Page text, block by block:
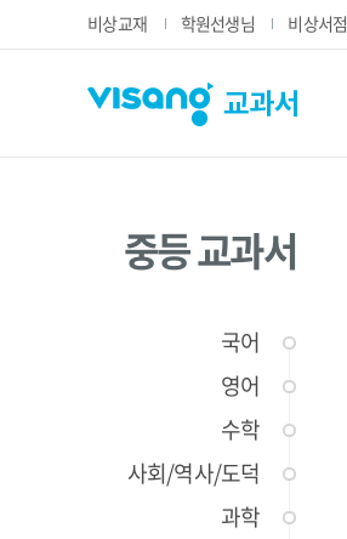
비상교재 학원선생님 비상서점
중등 교과서
국어
영어
수학
사회/역사/도덕
과학